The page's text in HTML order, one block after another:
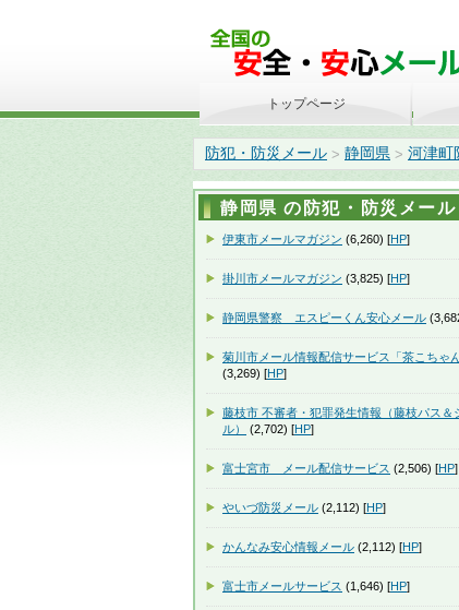
防犯・防災メール > 静岡県 > 河津町
トップページ
静岡県 の防犯・防災メー
伊東市メールマガジン (6,260) [HP]
掛川市メールマガジン (3,825) [HP]
静岡県警察 エスピーくん安心メール
菊川市メール情報配信サービス「茶こちゃ
(3,269) [HP]
藤枝市 不審者・犯罪発生情報（藤枝パス＆
ル）
(2,702) [HP]
富士宮市 メール配信サービス (2,506) [HP]
やいづ防災メール (2,112) [HP]
かんなみ安心情報メール (2,112) [HP]
富士市メールサービス (1,646) [HP]